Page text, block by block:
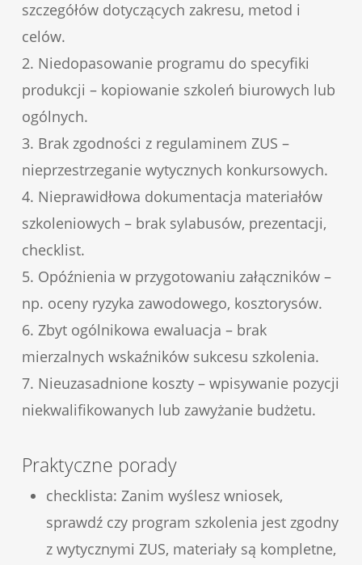
szczegółów dotyczących zakresu, metod i
celów.
2. Niedopasowanie programu do specyfiki
produkcji – kopiowanie szkoleń biurowych lub
ogólnych.
3. Brak zgodności z regulaminem ZUS –
nieprzestrzeganie wytycznych konkursowych.
4. Nieprawidłowa dokumentacja materiałów
szkoleniowych – brak sylabusów, prezentacji,
checklist.
5. Opóźnienia w przygotowaniu załączników –
np. oceny ryzyka zawodowego, kosztorysów.
6. Zbyt ogólnikowa ewaluacja – brak
mierzalnych wskaźników sukcesu szkolenia.
7. Nieuzasadnione koszty – wpisywanie pozycji
niekwalifikowanych lub zawyżanie budżetu.
Praktyczne porady
checklista: Zanim wyślesz wniosek,
sprawdź czy program szkolenia jest zgodny
z wytycznymi ZUS, materiały są kompletne,